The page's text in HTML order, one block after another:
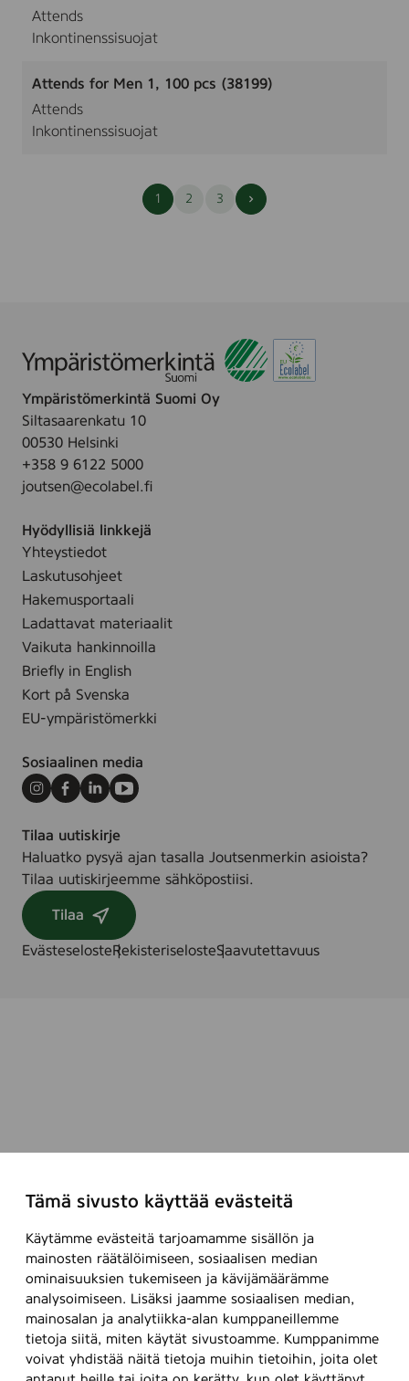
Tämä sivusto käyttää evästeitä
Käytämme evästeitä tarjoamamme sisällön ja
mainosten räätälöimiseen, sosiaalisen median
ominaisuuksien tukemiseen ja kävijämäärämme
analysoimiseen. Lisäksi jaamme sosiaalisen median,
mainosalan ja analytiikka-alan kumppaneillemme
tietoja siitä, miten käytät sivustoamme. Kumppanimme
voivat yhdistää näitä tietoja muihin tietoihin, joita olet
Attends
Inkontinenssisuojat
Attends for Men 1, 100 pcs (38199)
Attends
Inkontinenssisuojat
1 2 3
Seuraava
sivu
Ympäristömerkintä Suomi Oy
Siltasaarenkatu 10
00530 Helsinki
+358 9 6122 5000
joutsen@ecolabel.fi
Hyödyllisiä linkkejä
Yhteystiedot
Laskutusohjeet
Hakemusportaali
Ladattavat materiaalit
Vaikuta hankinnoilla
Briefly in English
Kort på Svenska
EU-ympäristömerkki
Sosiaalinen media
Instagram
Facebook
LinkedInYoutube
Tilaa uutiskirje
Haluatko pysyä ajan tasalla Joutsenmerkin asioista?
Tilaa uutiskirjeemme sähköpostiisi.
Tilaa
EvästeselosteRekisteriselosteSaavutettavuus